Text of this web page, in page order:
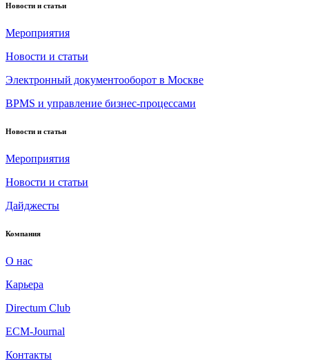
Новости и статьи
Мероприятия
Новости и статьи
Электронный документооборот в Москве
BPMS и управление бизнес-процессами
Новости и статьи
Мероприятия
Новости и статьи
Дайджесты
Компания
О нас
Карьера
Directum Club
ECM-Journal
Контакты